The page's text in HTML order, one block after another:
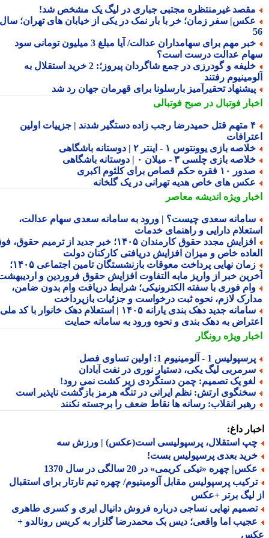
غیرمنتظره مجتبی جباری در لیگ یک مشخص شد!
سفر زمان؛ خر با بار نمک در یکی از خیابان های تهران؛ سال
خبر مهم برای سهامداران عدالت/ آیا مبلغ 3 میلیون تومانی سود
عدالت درست است؟
خلیفه و گودرزی در جمع شاگردان پیروز؛: 2 خرید استقلال به
رفتند
تحقیرآمیز بارسلونا برای قهرمان جهان رد شد
فوتبال در صبح فوتبالی
۴ متهم قتل حمیدرضا رجب زاده دستگیر شدند | جزییات اولین
بازی یوونتوس ۱ - اینتر ۲ | دوستانه باشگاهی
بازی چلسی ۳ - میلان ۰ | دوستانه باشگاهی
۱۰ فقره حکم قصاص برای کلثوم اکبری
های خاص هدیه تهرانی در یک گلخانه
ویژهاندیشه معاصر
سعدی چیست؟ | ورود به سامانه سعدی سهام عدالت،
دارایی و راهنمای خدمات
افزایش مجدد حقوق کارمندان ۱۴۰۵؛ خبر جدید از ترمیم حقوق، فوق
خاص و میزان افزایش دریافتی کارکنان دولت
زمان نهایی پرداخت معوقات بازنشستگان تامین اجتماعی ۱۴۰۵؛
خبر از واریز مابه التفاوت افزایش حقوق فروردین و اردیبهشت
فوری با سفته الکترونیکی؛ شرایط دریافت وام بدون ضامن،
لازم، نحوه ثبت درخواست و جزئیات بازپرداخت
سامانه جدید دهک بندی یارانه ۱۴۰۵ | استعلام دهک خانوار با کد ملی،
به دهک بندی و نحوه ورود به سامانه حمایت
ویژهرونگار
1 - آلومینیوم 1: اولین تساوی فصل
لیگ یکی، دستیار نوری در نفت آبادان
یک تصمیم: چمن دستگردی زیر کشت نمی رود!
ارتش: نظم ایرانی در تنگه هرمز بازگشت ناپذیر است
انقلاب: رسانه ها نقاط ضعف را برجسته نکنند
داغ:
استقلال، پرسپولیسی است(عکس) | ورزش سه
بعدی پرسپولیس بست!
چهره «نیکی کریمی» در 20 سالگی در سال 1370
پرسپولیس مقابل آلومینیوم/ چهره تیم تارتار برای استقبال
لیگ برتر +عکس
نهایی نساجی درباره فروش دانیال ایری و کسری طاهری
اما واقعی؛ دیس بک محمدرضا گلزار به کریس رونالدو +